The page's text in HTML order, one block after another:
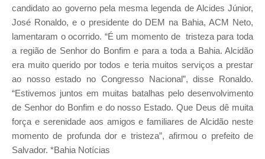
candidato ao governo pela mesma legenda de Alcides Júnior,
José Ronaldo, e o presidente do DEM na Bahia, ACM Neto,
lamentaram o ocorrido. “É um momento de tristeza para toda
a região de Senhor do Bonfim e para a toda a Bahia. Alcidão
era muito querido por todos e teria muitos serviços a prestar
ao nosso estado no Congresso Nacional”, disse Ronaldo.
“Estivemos juntos em muitas batalhas pelo desenvolvimento
de Senhor do Bonfim e do nosso Estado. Que Deus dê muita
força e serenidade aos amigos e familiares de Alcidão neste
momento de profunda dor e tristeza”, afirmou o prefeito de
Salvador. *Bahia Notícias